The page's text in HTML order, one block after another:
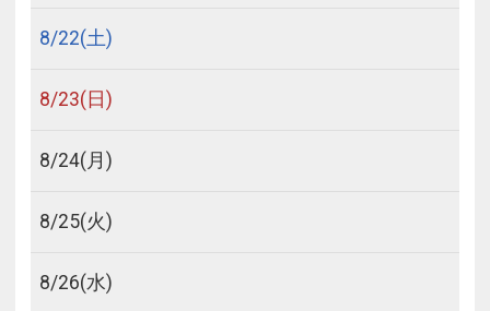
8/22(土)
8/23(日)
8/24(月)
8/25(火)
8/26(水)